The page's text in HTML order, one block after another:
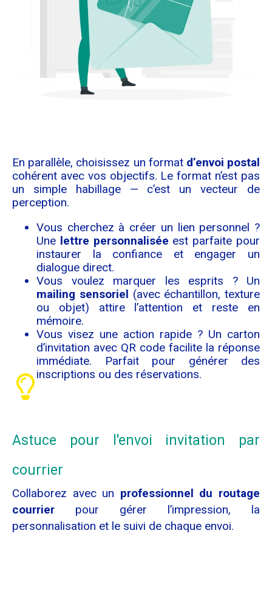
En parallèle, choisissez un formatd’envoi postal
cohérent avec vos objectifs. Le format n’est pas
un simple habillage — c’est un vecteur de
perception.
Vous cherchez à créer un lien personnel ?
Une lettre personnalisée est parfaite pour
instaurer la confiance et engager un
dialogue direct.
Vous voulez marquer les esprits ? Un
mailing sensoriel (avec échantillon, texture
ou objet) attire l’attention et reste en
mémoire.
Vous visez une action rapide ? Un carton
d’invitation avec QR code facilite la réponse
immédiate. Parfait pour générer des
inscriptions ou des réservations.
Astuce pour l'envoi invitation par
courrier
Collaborez avec un professionnel du routage
courrier pour gérer l’impression, la
personnalisation et le suivi de chaque envoi.